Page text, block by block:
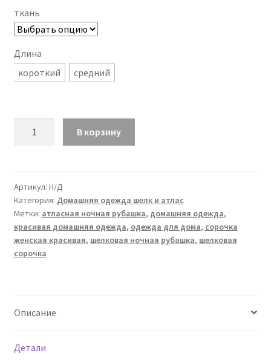
ткань
Длина
короткий
средний
В корзину
Артикул: Н/Д
Категория: Домашняя одежда шелк и атлас
Метки: атласная ночная рубашка, домашняя одежда,
красивая домашняя одежда, одежда для дома, сорочка
женская красивая, шелковая ночная рубашка, шелковая
сорочка
Описание
Детали